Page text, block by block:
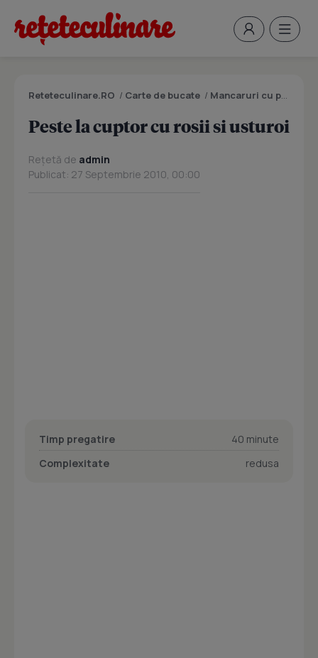
Reteteculinare.RO / Carte de bucate / Mancaruri cu peste
Peste la cuptor cu rosii si usturoi
Rețetă de admin
Publicat: 27 Septembrie 2010, 00:00
Timp pregatire
40 minute
Complexitate
redusa